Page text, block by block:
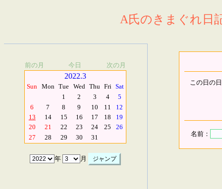
A氏のきまぐれ日
前の月 今日 次の月
2022.3
Sun Mon Tue Wed Thu Fri Sat
1
2 3 4
5
6
7 8 9 10 11
12
13
14 15 16 17 18
19
20
21 22 23 24 25
26
27
28 29 30 31
年 月
この日の
名前：